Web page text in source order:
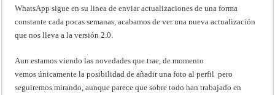
WhatsApp sigue en su linea de enviar actualizaciones de una forma
constante cada pocas semanas, acabamos de ver una nueva actualización
que nos lleva a la versión 2.0.
Aun estamos viendo las novedades que trae, de momento
vemos únicamente la posibilidad de añadir una foto al perfil pero
seguiremos mirando, aunque parece que sobre todo han trabajado en